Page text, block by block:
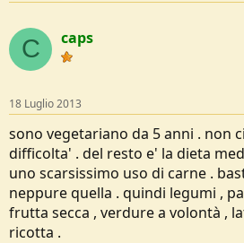
C caps
18 Luglio 2013
sono vegetariano da 5 anni . non
difficolta' . del resto e' la dieta
uno scarsissimo uso di carne .
neppure quella . quindi legumi ,
frutta secca , verdure a volontà ,
ricotta .